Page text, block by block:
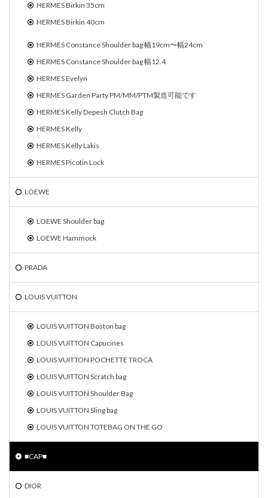
HERMES Birkin 35cm
HERMES Birkin 40cm
HERMES Constance Shoulder bag 幅19cm〜幅24cm
HERMES Constance Shoulder bag 幅12.4
HERMES Evelyn
HERMES Garden Party PM/MM/PTM製造可能です
HERMES Kelly Depesh Clutch Bag
HERMES Kelly
HERMES Kelly Lakis
HERMES Picotin Lock
LOEWE
LOEWE Shoulder bag
LOEWE Hammock
PRADA
LOUIS VUITTON
LOUIS VUITTON Boston bag
LOUIS VUITTON Capucines
LOUIS VUITTON POCHETTE TROCA
LOUIS VUITTON Scratch bag
LOUIS VUITTON Shoulder Bag
LOUIS VUITTON Sling bag
LOUIS VUITTON TOTEBAG ON THE GO
■CAP■
DIOR